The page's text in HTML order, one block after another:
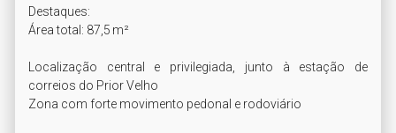
Destaques:
Área total: 87,5 m²
Localização central e privilegiada, junto à estação de
correios do Prior Velho
Zona com forte movimento pedonal e rodoviário